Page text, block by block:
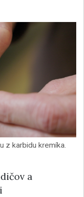
z karbidu kremíka.
a